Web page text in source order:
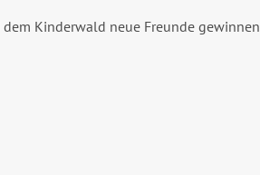
Kinderwald neue Freunde gewinnen